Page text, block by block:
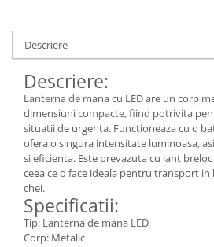
Echipamente de protectie
Unelte de lipit
Echipamente de atelier
Pensete
Truse de scule
Aparate de masura si control
Consumabile
Cititoare coduri de bare
Accesorii pistoale de lipit
Descriere
Descriere:
Lanterna de mana cu LED are un corp
dimensiuni compacte, fiind potrivita
situatii de urgenta. Functioneaza cu o
ofera o singura intensitate luminoasa,
si eficienta. Este prevazuta cu lant
ceea ce o face ideala pentru transport in
chei.
Specificatii:
Tip: Lanterna de mana LED
Corp: Metalic